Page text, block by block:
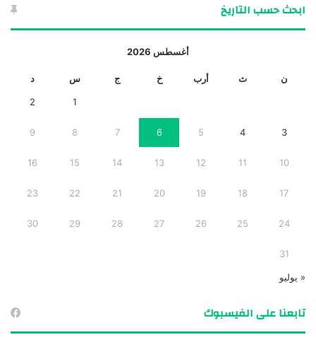
ابحث حسب التاريخ
أغسطس 2026
ن ث أرب خ ج س د
1
2
3
4
5
6
7
8
9
10
11
12
13
14
15
16
17
18
19
20
21
22
23
24
25
26
27
28
29
30
31
« يوليو
تابعنا على الفيسبوك